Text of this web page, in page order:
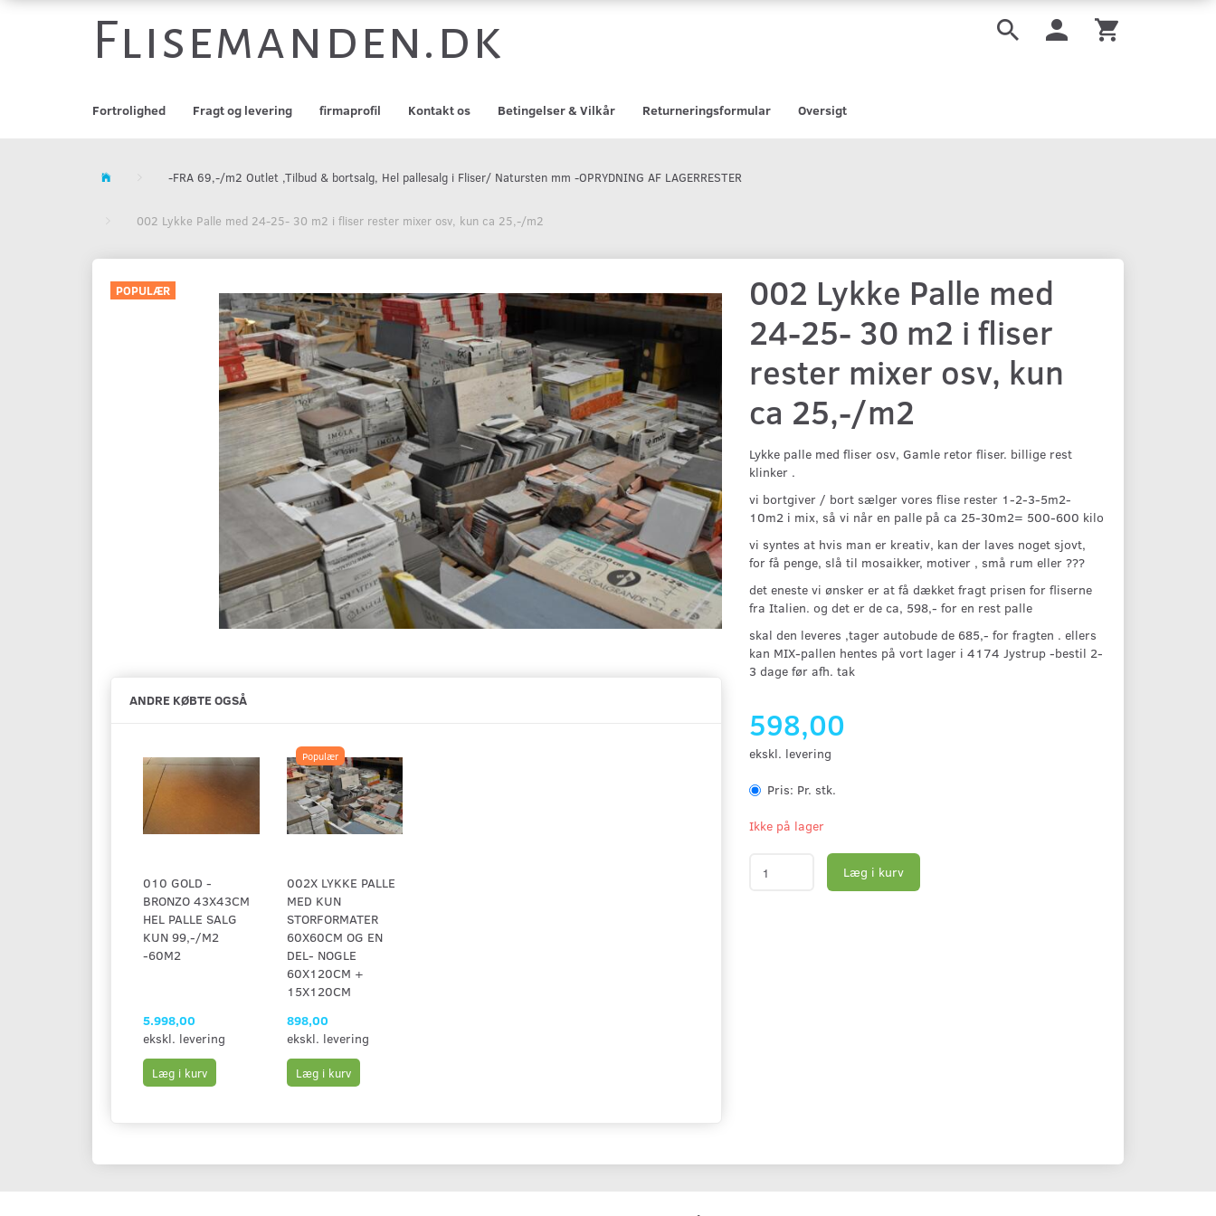
Flisemanden.dk
Fortrolighed Fragt og levering firmaprofil Kontakt os Betingelser & Vilkår Returneringsformular Oversigt
-FRA 69,-/m2 Outlet ,Tilbud & bortsalg, Hel pallesalg i Fliser/ Natursten mm -OPRYDNING AF LAGERRESTER
002 Lykke Palle med 24-25- 30 m2 i fliser rester mixer osv, kun ca 25,-/m2
POPULÆR
ANDRE KØBTE OGSÅ
010 GOLD -
BRONZO 43X43CM
HEL PALLE SALG
KUN 99,-/M2
-60M2
5.998,00
ekskl. levering
Læg i kurv
Populær
002X LYKKE PALLE
MED KUN
STORFORMATER
60X60CM OG EN
DEL- NOGLE
60X120CM +
15X120CM
898,00
ekskl. levering
Læg i kurv
002 Lykke Palle med
24-25- 30 m2 i fliser
rester mixer osv, kun
ca 25,-/m2
Lykke palle med fliser osv, Gamle retor fliser. billige rest
klinker .
vi bortgiver / bort sælger vores flise rester 1-2-3-5m2-
10m2 i mix, så vi når en palle på ca 25-30m2= 500-600 kilo
vi syntes at hvis man er kreativ, kan der laves noget sjovt,
for få penge, slå til mosaikker, motiver , små rum eller ???
det eneste vi ønsker er at få dækket fragt prisen for fliserne
fra Italien. og det er de ca, 598,- for en rest palle
skal den leveres ,tager autobude de 685,- for fragten . ellers
kan MIX-pallen hentes på vort lager i 4174 Jystrup -bestil 2-
3 dage før afh. tak
598,00
ekskl. levering
Pris: Pr. stk.
Ikke på lager
Læg i kurv